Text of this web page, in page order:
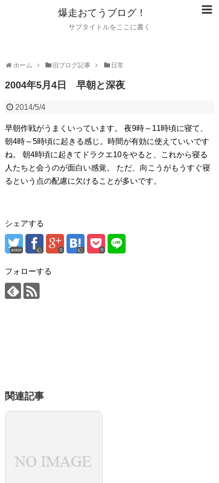
爆走おてうブログ！
サブタイトルをここに書く
ホーム 旧ブログ記事 日常
2004年5月4日 早朝と深夜
2014/5/4
早朝作戦がうまくいっています。
夜9時～11時頃に寝て、
朝4時～5時頃に起きる感じ。時間が有効に使えていいです
ね。
朝4時頃に起きてドラクエ10をやると、これから寝る
人たちと会うのが面白い感覚。
ただ、向こうがもうすぐ寝
るという点の配慮に欠けることが多いです。
シェアする
error 0 0
フォローする
関連記事